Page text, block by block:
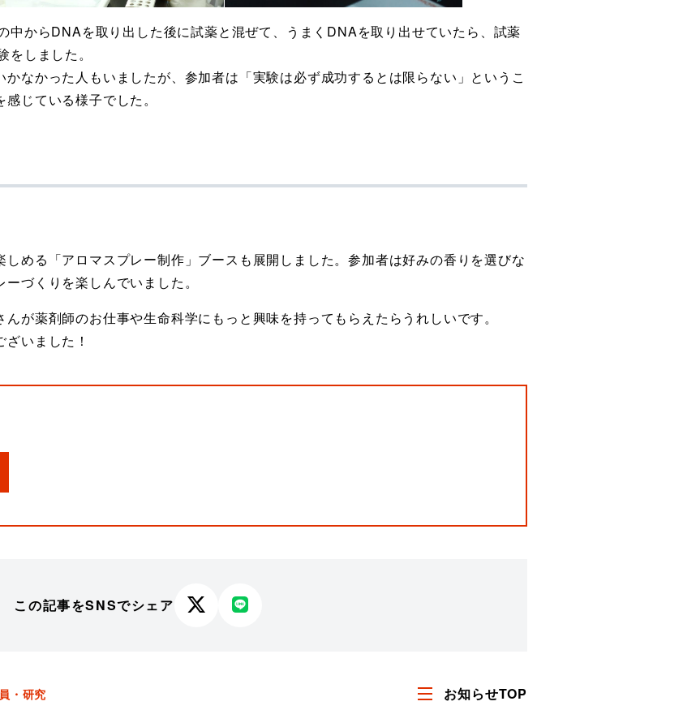
中からDNAを取り 出した後に試薬と混ぜて、うまくDNAを取り出せていたら、 試薬
しました。
なかった⼈もいましたが、参加者は「実験は必ず成功するとは限らない」というこ
感じている様⼦でした。
める「アロマスプレー制作」ブースも展開しました。参加者は好みの香りを選びな
づくりを楽しんでいました。
が薬剤師のお仕事や生命科学にもっと興味を持ってもらえたらうれしいです。
いました！
この記事をSNSでシェア
X
LINE
・研究 お知らせTOP